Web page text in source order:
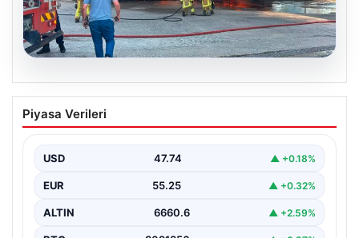
06.08.2026
Dumanlar ilçeyi kapladı: Bursa’da
tamirhanede yangın
Piyasa Verileri
USD 47.74 ▲ +0.18%
EUR 55.25 ▲ +0.32%
ALTIN 6660.6 ▲ +2.59%